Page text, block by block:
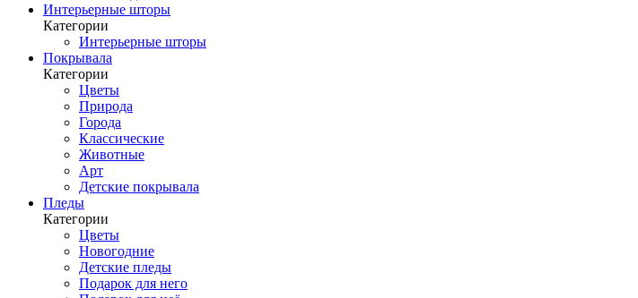
Интерьерные шторы
Категории
Интерьерные шторы
Покрывала
Категории
Цветы
Природа
Города
Классические
Животные
Арт
Детские покрывала
Пледы
Категории
Цветы
Новогодние
Детские пледы
Подарок для него